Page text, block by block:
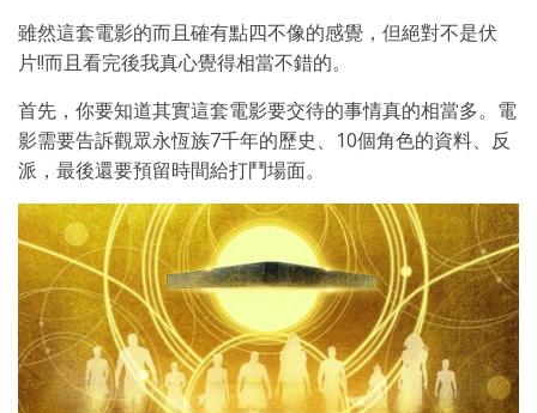
雖然這套電影的而且確有點四不像的感覺，但絕對不是伏
片!!而且看完後我真心覺得相當不錯的。
首先，你要知道其實這套電影要交待的事情真的相當多。電
影需要告訴觀眾永恆族7千年的歷史、10個角色的資料、反
派，最後還要預留時間給打鬥場面。